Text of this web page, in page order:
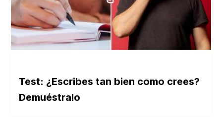
Test: ¿Escribes tan bien como crees?
Demuéstralo